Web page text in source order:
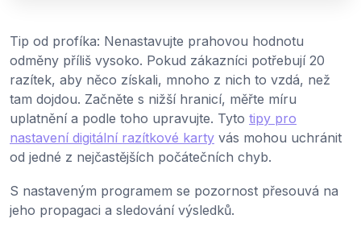
Tip od profíka: Nenastavujte prahovou hodnotu
odměny příliš vysoko. Pokud zákazníci potřebují 20
razítek, aby něco získali, mnoho z nich to vzdá, než
tam dojdou. Začněte s nižší hranicí, měřte míru
uplatnění a podle toho upravujte. Tyto tipy pro
nastavení digitální razítkové karty vás mohou uchránit
od jedné z nejčastějších počátečních chyb.
S nastaveným programem se pozornost přesouvá na
jeho propagaci a sledování výsledků.